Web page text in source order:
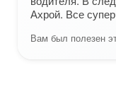
Ахрой. Все
Вам был полезен